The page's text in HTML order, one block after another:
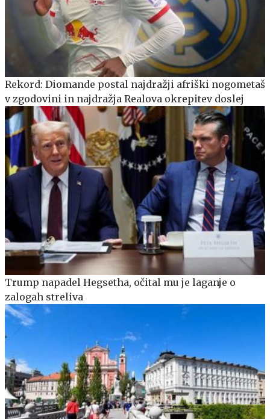
Rekord: Diomande postal najdražji afriški nogometaš
v zgodovini in najdražja Realova okrepitev doslej
Trump napadel Hegsetha, očital mu je laganje o
zalogah streliva